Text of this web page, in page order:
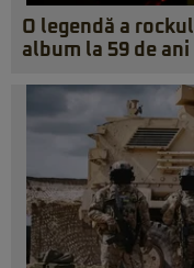
O legendă a
album la 59 de